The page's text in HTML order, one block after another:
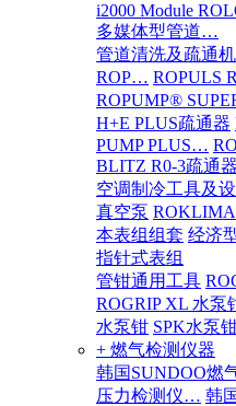
i2000 Module
多媒体型管道…
管道清洗及疏通机
ROP… ROPULS
ROPUMP®
H+E PLUS疏通器
PUMP PLUS…
BLITZ R0-3疏通器
空调制冷工具及
真空泵
本表组组套 经济
指针式表组
管钳通用工具
ROGRIP XL 水泵
水泵钳 SPK水泵
+ 燃气检测仪器
韩国SUNDOO燃
压力检测仪… 韩